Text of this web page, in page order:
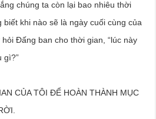
chúng ta còn lại bao nhiêu thời
khi nào sẽ là ngày cuối cùng của
Đấng ban cho thời gian, “lúc này
gì?”
CỦA TÔI ĐỂ HOÀN THÀNH MỤC